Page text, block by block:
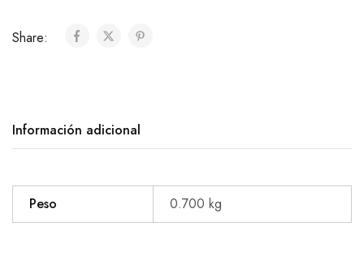
Share:
Información adicional
Peso 0.700 kg